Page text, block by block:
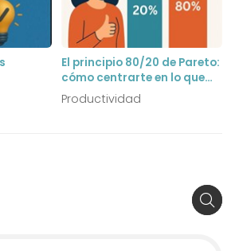
El principio 80/20 de Pareto:
cómo centrarte en lo que
realmente importa.
Productividad